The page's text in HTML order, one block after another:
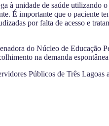
à unidade de saúde utilizando
É importante que o paciente
por falta de acesso e
do Núcleo de Educação
na demanda
Públicos de Três Lagoas